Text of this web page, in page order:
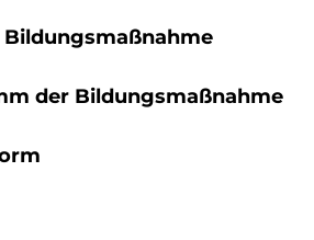
der Bildungsmaßnahme